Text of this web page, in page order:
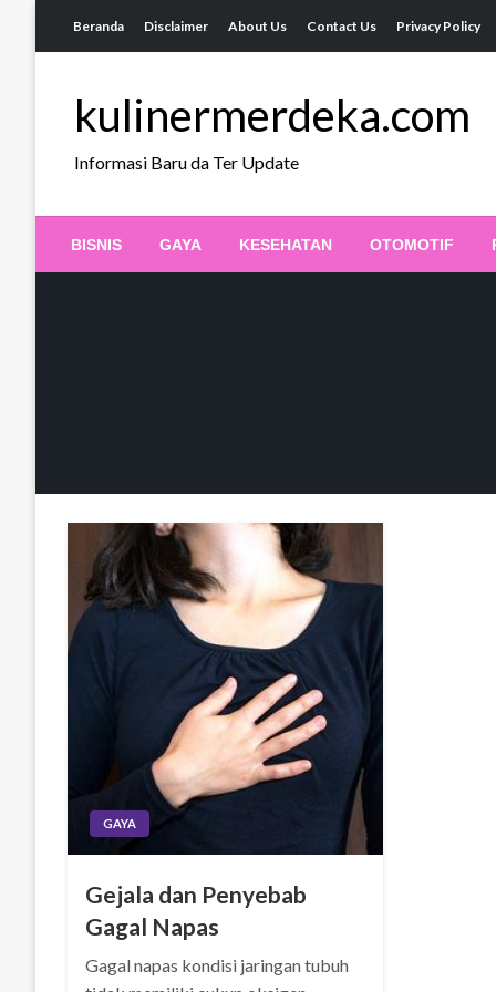
Beranda Disclaimer About Us Contact Us Privacy Policy
kulinermerdeka.com
Informasi Baru da Ter Update
BISNIS GAYA KESEHATAN OTOMOTIF
GAYA
Gejala dan Penyebab
Gagal Napas
Gagal napas kondisi jaringan tubuh